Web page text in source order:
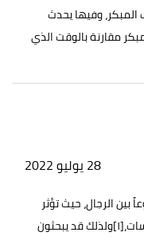
وفيها يحدث
مقارنة بالوقت الذي
28 يوليو 2022
الرجال، حيث تؤثر
في 30% من الرجال حول العالم وفقاً للدراسات،[١]ولذلك قد يبحثون